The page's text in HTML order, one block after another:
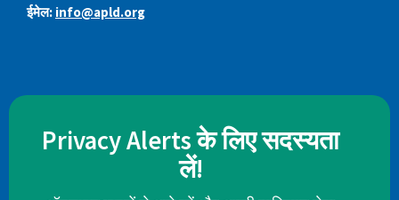
ईमेल: info@apld.org
Privacy Alerts के लिए सदस्यता
लें!